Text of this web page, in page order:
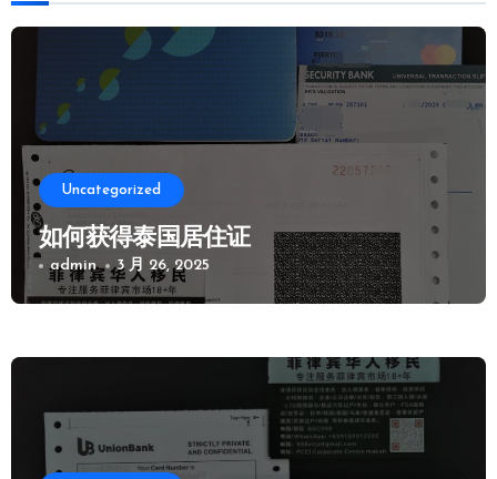
Uncategorized
如何获得泰国居住证
admin 3 月 26, 2025